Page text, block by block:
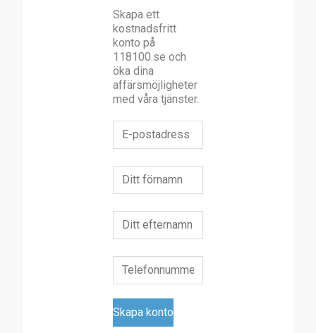
Skapa ett
kostnadsfritt
konto på
118100.se och
öka dina
affärsmöjligheter
med våra tjänster.